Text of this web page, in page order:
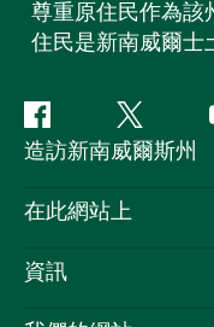
尊重原住民作為該
住民是新南威爾士
Facebook嘰
嘰
喳
造訪新南威爾斯州
聯絡我們
隱私
在此網站上
目的地
資訊
旅行資訊